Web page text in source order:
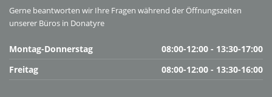
Gerne beantworten wir Ihre Fragen während der Öffnungszeiten
unserer Büros in Donatyre
Montag-Donnerstag
08:00-12:00 - 13:30-17:00
Freitag
08:00-12:00 - 13:30-16:00